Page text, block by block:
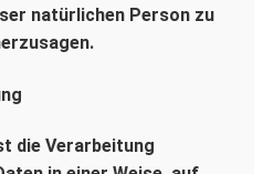
natürlichen Person zu
die Verarbeitung